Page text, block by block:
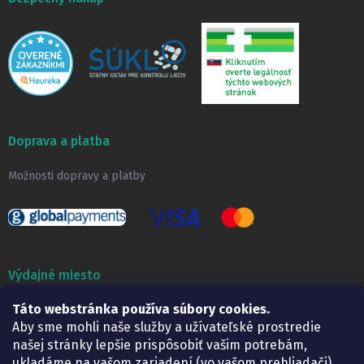
Táto webstránka používa súbory cookies.
Aby sme mohli naše služby a užívateľské prostredie
našej stránky lepšie prispôsobiť vašim potrebám,
Doprava a platba
Možnosti dopravy a platby
Výdajné miesto
Lekáreň ADONAI
Košice – Smetanova 2
Pondelok:
07.30 – 15.30 h.
Utorok:
07.30 – 16.00 h.